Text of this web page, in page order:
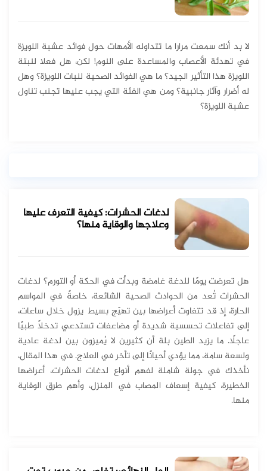
لا بد أنك سمعت مرارا ما تتداوله الأمهات حول فوائد عشبة اللويزة
في تهدئة الأعصاب والمساعدة على النوم! لكن، هل فعلا لنبتة
اللويزة هذا التأثير الجيد؟ ما هي الفوائد الصحية لنبات اللويزة؟ وهل
له أضرار وآثار جانبية؟ ومن هي الفئة التي يجب عليها تجنب تناول
عشبة اللويزة؟
لدغات الحشرات: كيفية التعرف عليها
وعلاجها والوقاية منها؟
هل تعرضت يومًا للدغة غامضة وبدأت في الحكة أو التورم؟ لدغات
الحشرات تُعد من الحوادث الصحية الشائعة، خاصةً في المواسم
الحارة، إذ قد تتفاوت أعراضها بين تهيّج بسيط يزول خلال ساعات،
إلى تفاعلات تحسسية شديدة أو مضاعفات تستدعي تدخلاً طبيًا
عاجلًا. ما يزيد الطين بلة أن كثيرين لا يُميزون بين لدغة عادية
ولسعة سامة، مما يؤدي أحيانًا إلى تأخر في العلاج. في هذا المقال،
نأخذك في جولة شاملة لفهم أنواع لدغات الحشرات، أعراضها
الخطيرة، كيفية إسعاف المصاب في المنزل، وأهم طرق الوقاية
منها.